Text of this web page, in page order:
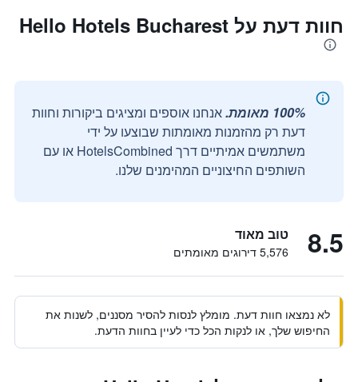
חוות דעת על Hello Hotels Bucharest
100% מאומת.
אנחנו אוספים ומציגים ביקורות וחוות
דעת רק מהזמנות מאומתות שבוצעו על ידי
משתמשים אמיתיים דרך HotelsCombined או עם
השותפים החיצוניים המהימנים שלנו.
8.5 טוב מאוד
5,576 דירוגים מאומתים
לא נמצאו חוות דעת. מומלץ לנסות להסיר מסננים, לשנות את
החיפוש שלך, או לנקות הכל כדי לעיין בחוות הדעת.